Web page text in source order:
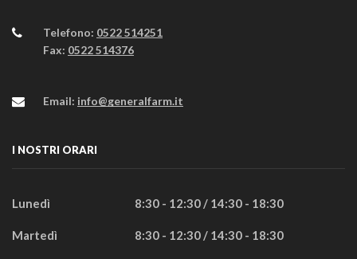
Telefono: 0522 514251
Fax: 0522 514376
Email: info@generalfarm.it
I NOSTRI ORARI
Lunedì 8:30 - 12:30 / 14:30 - 18:30
Martedì 8:30 - 12:30 / 14:30 - 18:30